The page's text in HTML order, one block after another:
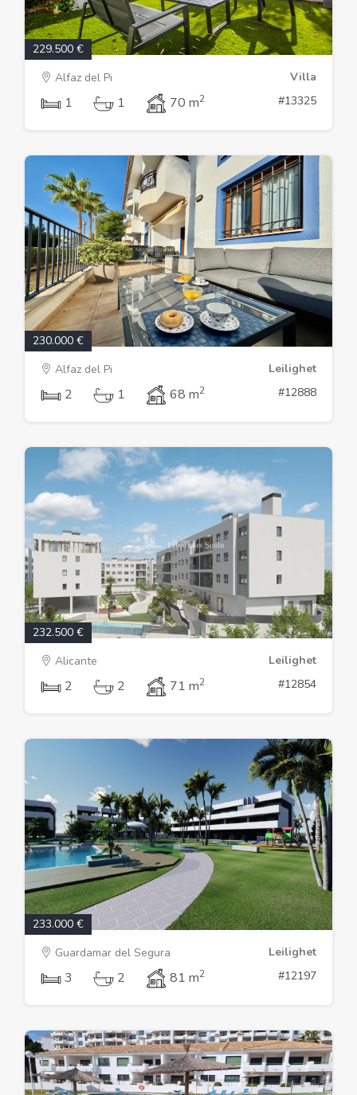
229.500 €
Alfaz del Pi
Villa
1 1 70 m2 #13325
230.000 €
Alfaz del Pi
Leilighet
2 1 68 m2 #12888
232.500 €
Alicante
Leilighet
2 2 71 m2 #12854
233.000 €
Guardamar del Segura
Leilighet
3 2 81 m2 #12197